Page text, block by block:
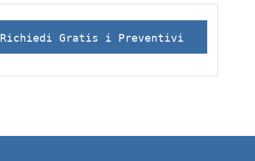
Richiedi Gratis i Preventivi